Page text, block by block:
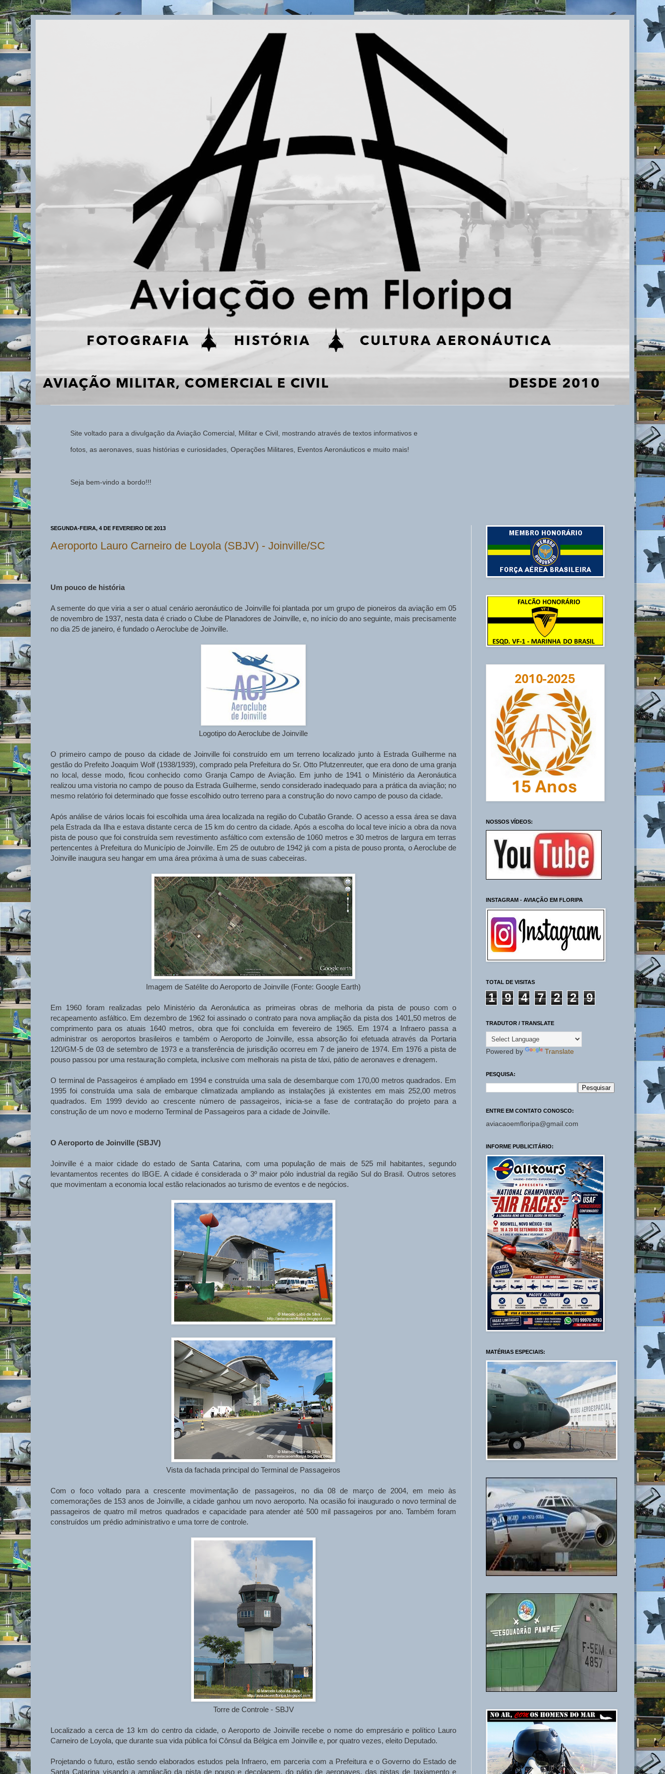
Site voltado para a divulgação da Aviação Comercial, Militar e Civil, mostrando através de textos informativos e
fotos, as aeronaves, suas histórias e curiosidades, Operações Militares, Eventos Aeronáuticos e muito mais!
Seja bem-vindo a bordo!!!
SEGUNDA-FEIRA, 4 DE FEVEREIRO DE 2013
Aeroporto Lauro Carneiro de Loyola (SBJV) - Joinville/SC
Um pouco de história
A semente do que viria a ser o atual cenário aeronáutico de Joinville foi plantada por um grupo de pioneiros da aviação em 05
de novembro de 1937, nesta data é criado o Clube de Planadores de Joinville, e, no início do ano seguinte, mais precisamente
no dia 25 de janeiro, é fundado o Aeroclube de Joinville.
Logotipo do Aeroclube de Joinville
O primeiro campo de pouso da cidade de Joinville foi construído em um terreno localizado junto à Estrada Guilherme na
gestão do Prefeito Joaquim Wolf (1938/1939), comprado pela Prefeitura do Sr. Otto Pfutzenreuter, que era dono de uma granja
no local, desse modo, ficou conhecido como Granja Campo de Aviação. Em junho de 1941 o Ministério da Aeronáutica
realizou uma vistoria no campo de pouso da Estrada Guilherme, sendo considerado inadequado para a prática da aviação; no
mesmo relatório foi determinado que fosse escolhido outro terreno para a construção do novo campo de pouso da cidade.
Após análise de vários locais foi escolhida uma área localizada na região do Cubatão Grande. O acesso a essa área se dava
pela Estrada da Ilha e estava distante cerca de 15 km do centro da cidade. Após a escolha do local teve início a obra da nova
pista de pouso que foi construída sem revestimento asfáltico com extensão de 1060 metros e 30 metros de largura em terras
pertencentes à Prefeitura do Município de Joinville. Em 25 de outubro de 1942 já com a pista de pouso pronta, o Aeroclube de
Joinville inaugura seu hangar em uma área próxima à uma de suas cabeceiras.
Imagem de Satélite do Aeroporto de Joinville (Fonte: Google Earth)
Em 1960 foram realizadas pelo Ministério da Aeronáutica as primeiras obras de melhoria da pista de pouso com o
recapeamento asfáltico. Em dezembro de 1962 foi assinado o contrato para nova ampliação da pista dos 1401,50 metros de
comprimento para os atuais 1640 metros, obra que foi concluída em fevereiro de 1965. Em 1974 a Infraero passa a
administrar os aeroportos brasileiros e também o Aeroporto de Joinville, essa absorção foi efetuada através da Portaria
120/GM-5 de 03 de setembro de 1973 e a transferência de jurisdição ocorreu em 7 de janeiro de 1974. Em 1976 a pista de
pouso passou por uma restauração completa, inclusive com melhorais na pista de táxi, pátio de aeronaves e drenagem.
O terminal de Passageiros é ampliado em 1994 e construída uma sala de desembarque com 170,00 metros quadrados. Em
1995 foi construída uma sala de embarque climatizada ampliando as instalações já existentes em mais 252,00 metros
quadrados. Em 1999 devido ao crescente número de passageiros, inicia-se a fase de contratação do projeto para a
construção de um novo e moderno Terminal de Passageiros para a cidade de Joinville.
O Aeroporto de Joinville (SBJV)
Joinville é a maior cidade do estado de Santa Catarina, com uma população de mais de 525 mil habitantes, segundo
levantamentos recentes do IBGE. A cidade é considerada o 3º maior pólo industrial da região Sul do Brasil. Outros setores
que movimentam a economia local estão relacionados ao turismo de eventos e de negócios.
Vista da fachada principal do Terminal de Passageiros
Com o foco voltado para a crescente movimentação de passageiros, no dia 08 de março de 2004, em meio às
comemorações de 153 anos de Joinville, a cidade ganhou um novo aeroporto. Na ocasião foi inaugurado o novo terminal de
passageiros de quatro mil metros quadrados e capacidade para atender até 500 mil passageiros por ano. Também foram
construídos um prédio administrativo e uma torre de controle.
Torre de Controle - SBJV
Localizado a cerca de 13 km do centro da cidade, o Aeroporto de Joinville recebe o nome do empresário e político Lauro
Carneiro de Loyola, que durante sua vida pública foi Cônsul da Bélgica em Joinville e, por quatro vezes, eleito Deputado.
Projetando o futuro, estão sendo elaborados estudos pela Infraero, em parceria com a Prefeitura e o Governo do Estado de
Santa Catarina visando a ampliação da pista de pouso e decolagem, do pátio de aeronaves, das pistas de taxiamento e
NOSSOS VÍDEOS:
INSTAGRAM - AVIAÇÃO EM FLORIPA
TOTAL DE VISITAS
1 9 4 7 2 2 9
TRADUTOR / TRANSLATE
Powered by Translate
PESQUISA:
ENTRE EM CONTATO CONOSCO:
aviacaoemfloripa@gmail.com
INFORME PUBLICITÁRIO:
MATÉRIAS ESPECIAIS: